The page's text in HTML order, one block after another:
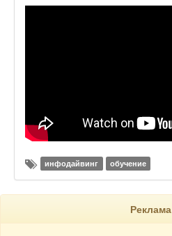
инфодайвинг обучение
Реклама